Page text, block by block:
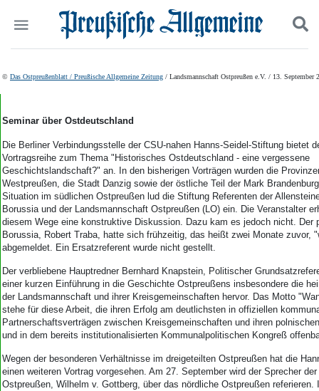
Start
Wer wir sind
Aktuelle Ausgabe
Abonnenten-Login
Abonnent werden
Abo Prämien
Archiv
Politik
Panorama
Leben
Geschichte
Ostpreußen
Pommern
Berlin-Brandenburg
Schlesien
Danzig und Westpreußen
Suchen und finden
© Das Ostpreußenblatt / Preußische Allgemeine Zeitung / Landsmannschaft Ostpreußen e.V. / 13. September
Seminar über Ostdeutschland
Die Berliner Verbindungsstelle der CSU-nahen Hanns-Seidel-Stiftung bietet
Vortragsreihe zum Thema "Historisches Ostdeutschland - eine vergessene
Geschichtslandschaft?" an. In den bisherigen Vorträgen wurden die
Westpreußen, die Stadt Danzig sowie der östliche Teil der Mark
Situation im südlichen Ostpreußen lud die Stiftung Referenten der
Borussia und der Landsmannschaft Ostpreußen (LO) ein. Die Veranstalter
diesem Wege eine konstruktive Diskussion. Dazu kam es jedoch nicht. Der
Borussia, Robert Traba, hatte sich frühzeitig, das heißt zwei Monate zuvor,
abgemeldet. Ein Ersatzreferent wurde nicht gestellt.
Der verbliebene Hauptredner Bernhard Knapstein, Politischer
einer kurzen Einführung in die Geschichte Ostpreußens insbesondere die
der Landsmannschaft und ihrer Kreisgemeinschaften hervor. Das Motto
stehe für diese Arbeit, die ihren Erfolg am deutlichsten in offiziellen
Partnerschaftsverträgen zwischen Kreisgemeinschaften und ihren
und in dem bereits institutionalisierten Kommunalpolitischen Kongreß
Wegen der besonderen Verhältnisse im dreigeteilten Ostpreußen hat die
einen weiteren Vortrag vorgesehen. Am 27. September wird der Sprecher
Ostpreußen, Wilhelm v. Gottberg, über das nördliche Ostpreußen referieren.